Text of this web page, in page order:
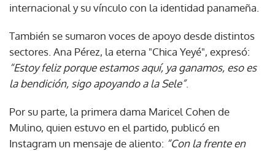
internacional y su vínculo con la identidad panameña.
También se sumaron voces de apoyo desde distintos
sectores. Ana Pérez, la eterna "Chica Yeyé", expresó:
“Estoy feliz porque estamos aquí, ya ganamos, eso es
la bendición, sigo apoyando a la Sele”.
Por su parte, la primera dama Maricel Cohen de
Mulino, quien estuvo en el partido, publicó en
Instagram un mensaje de aliento: “Con la frente en